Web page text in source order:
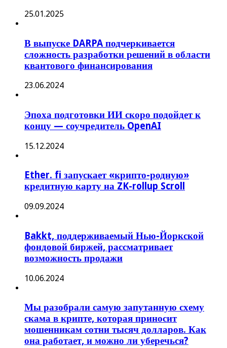
25.01.2025
В выпуске DARPA подчеркивается
сложность разработки решений в области
квантового финансирования
23.06.2024
Эпоха подготовки ИИ скоро подойдет к
концу — соучредитель OpenAI
15.12.2024
Ether. fi запускает «крипто-родную»
кредитную карту на ZK-rollup Scroll
09.09.2024
Bakkt, поддерживаемый Нью-Йоркской
фондовой биржей, рассматривает
возможность продажи
10.06.2024
Мы разобрали самую запутанную схему
скама в крипте, которая приносит
мошенникам сотни тысяч долларов. Как
она работает, и можно ли уберечься?